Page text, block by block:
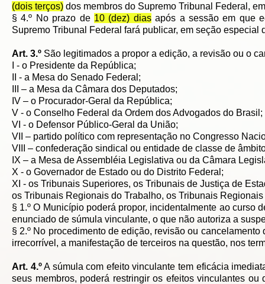
(dois terços) dos membros do Supremo Tribunal Federal,
§ 4.º No prazo de 10 (dez) diasapós a sessão em que
Supremo Tribunal Federal fará publicar, em seção
Art. 3.º São legitimados a propor a edição, a revisão ou o
I - o Presidente da República;
II - a Mesa do Senado Federal;
III – a Mesa da Câmara dos Deputados;
IV – o Procurador-Geral da República;
V - o Conselho Federal da Ordem dos Advogados do Brasil;
VI - o Defensor Público-Geral da União;
VII – partido político com representação no Congresso
VIII – confederação sindical ou entidade de classe de
IX – a Mesa de Assembléia Legislativa ou da Câmara
X - o Governador de Estado ou do Distrito Federal;
XI - os Tribunais Superiores, os Tribunais de Justiça de
os Tribunais Regionais do Trabalho, os Tribunais
§ 1.º O Município poderá propor, incidentalmente ao curso
enunciado de súmula vinculante, o que não autoriza a
§ 2.º No procedimento de edição, revisão ou
irrecorrível, a manifestação de terceiros na questão, nos
Art. 4.ºA súmula com efeito vinculante tem eficácia
seus membros, poderá restringir os efeitos vinculantes